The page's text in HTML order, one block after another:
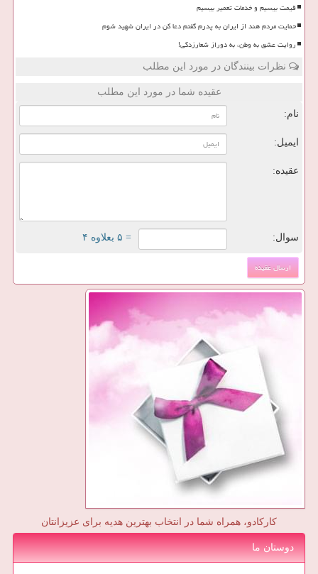
قیمت بیسیم و خدمات تعمیر بیسیم
حمایت مردم هند از ایران به پدرم گفتم دعا کن در ایران شهید شوم
روایت عشق به وطن، به دوراز شعارزدگی!
نظرات بینندگان در مورد این مطلب
عقیده شما در مورد این مطلب
نام:
ایمیل:
عقیده:
سوال: = ۵ بعلاوه ۴
کارکادو، همراه شما در انتخاب بهترین هدیه برای عزیزانتان
دوستان ما